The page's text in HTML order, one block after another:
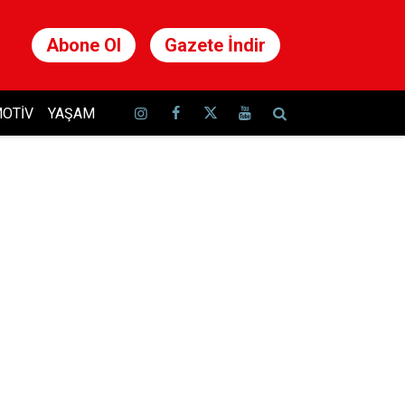
Abone Ol Gazete İndir
YAŞAM